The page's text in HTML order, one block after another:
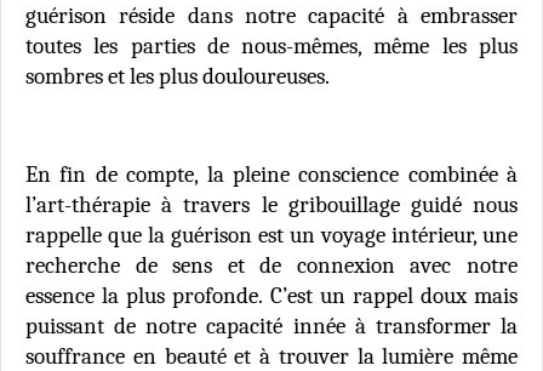
guérison réside dans notre capacité à embrasser
toutes les parties de nous-mêmes, même les plus
sombres et les plus douloureuses.
En fin de compte, la pleine conscience combinée à
l’art-thérapie à travers le gribouillage guidé nous
rappelle que la guérison est un voyage intérieur, une
recherche de sens et de connexion avec notre
essence la plus profonde. C’est un rappel doux mais
puissant de notre capacité innée à transformer la
souffrance en beauté et à trouver la lumière même